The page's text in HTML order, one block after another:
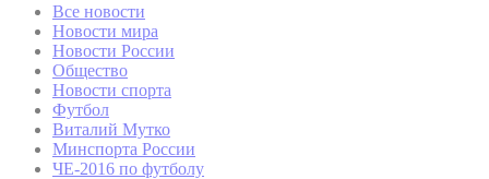
Все новости
Новости мира
Новости России
Общество
Новости спорта
Футбол
Виталий Мутко
Минспорта России
ЧЕ-2016 по футболу